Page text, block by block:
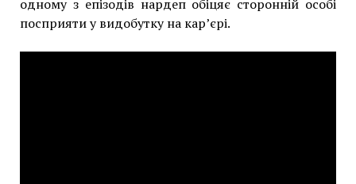
одному з епізодів нардеп обіцяє сторонній особі
посприяти у видобутку на кар’єрі.